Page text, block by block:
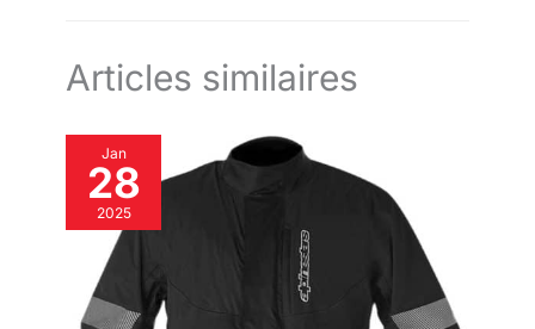
Articles similaires
Jan
28
2025